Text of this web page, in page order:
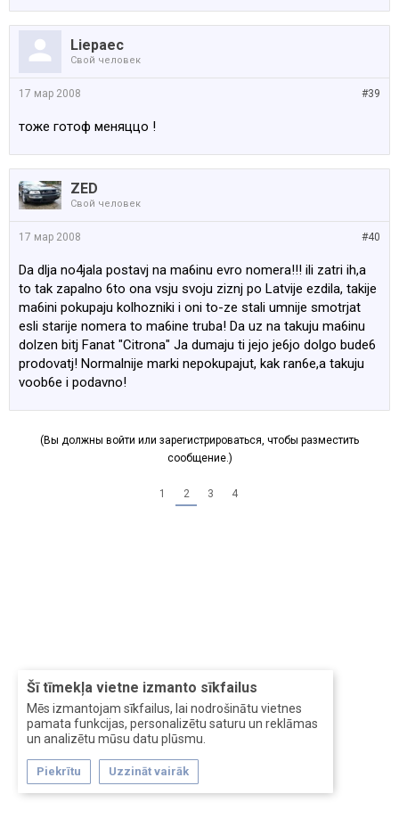
Šī tīmekļa vietne izmanto sīkfailus
Mēs izmantojam sīkfailus, lai nodrošinātu vietnes
pamata funkcijas, personalizētu saturu un reklāmas
un analizētu mūsu datu plūsmu.
Piekrītu Uzzināt vairāk
Liepaec
Свой человек
#39
17 мар 2008
тоже готоф меняццо !
ZED
Свой человек
#40
17 мар 2008
Da dlja no4jala postavj na ma6inu evro nomera!!! ili zatri ih,a
to tak zapalno 6to ona vsju svoju ziznj po Latvije ezdila, takije
ma6ini pokupaju kolhozniki i oni to-ze stali umnije smotrjat
esli starije nomera to ma6ine truba! Da uz na takuju ma6inu
dolzen bitj Fanat "Citrona" Ja dumaju ti jejo je6jo dolgo bude6
prodovatj! Normalnije marki nepokupajut, kak ran6e,a takuju
voob6e i podavno!
(Вы должны войти или зарегистрироваться, чтобы разместить
сообщение.)
1 2 3 4